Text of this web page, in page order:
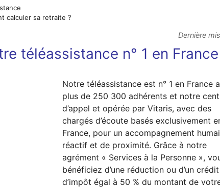
calculer sa retraite ?
Dernière
téléassistance n° 1 en
Notre téléassistance est n° 1 en France
plus de 250 300 adhérents et notre
d’appel et opérée par Vitaris, avec des
chargés d’écoute basés exclusivement
France, pour un accompagnement
réactif et de proximité. Grâce à notre
agrément « Services à la Personne »,
bénéficiez d’une réduction ou d’un crédit
d’impôt égal à 50 % du montant de